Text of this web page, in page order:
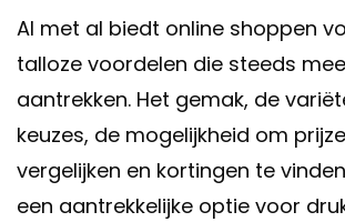
Al met al biedt online shoppen
talloze voordelen die steeds
aantrekken. Het gemak, de
keuzes, de mogelijkheid om
vergelijken en kortingen te
een aantrekkelijke optie voor